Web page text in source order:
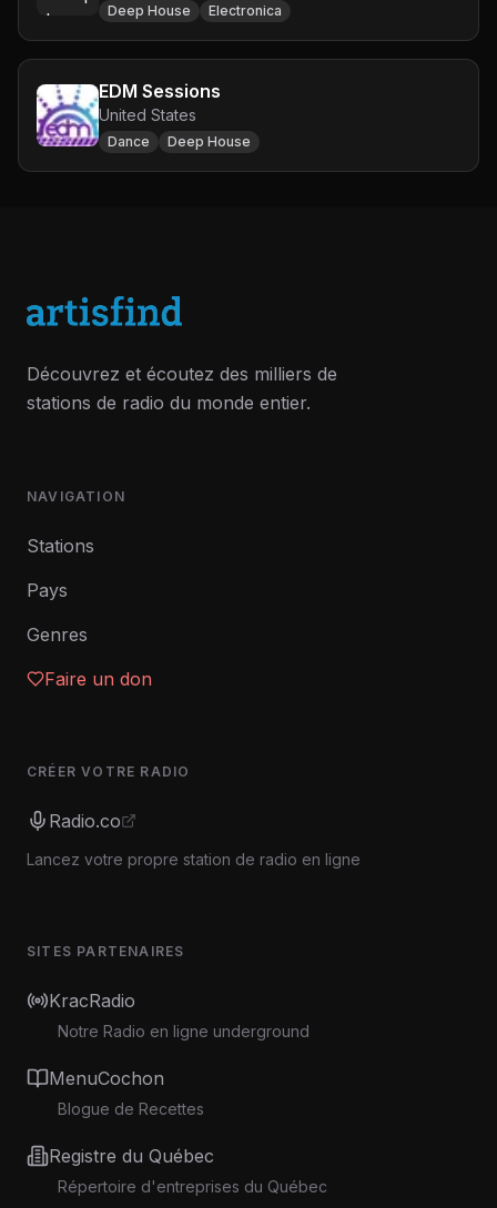
Deep House Electronica
EDM Sessions
United States
Dance Deep House
Découvrez et écoutez des milliers de
stations de radio du monde entier.
NAVIGATION
Stations
Pays
Genres
Faire un don
CRÉER VOTRE RADIO
Radio.co
Lancez votre propre station de radio en ligne
SITES PARTENAIRES
KracRadio
Notre Radio en ligne underground
MenuCochon
Blogue de Recettes
Registre du Québec
Répertoire d'entreprises du Québec